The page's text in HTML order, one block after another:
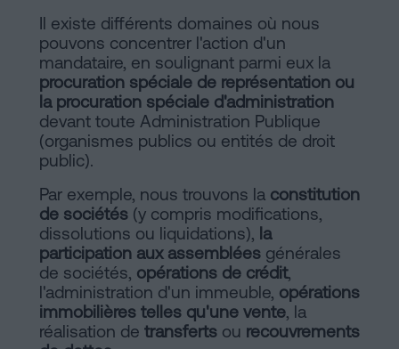
Il existe différents domaines où nous
pouvons concentrer l'action d'un
mandataire, en soulignant parmi eux la
procuration spéciale de représentation ou
la procuration spéciale d'administration
devant toute Administration Publique
(organismes publics ou entités de droit
public).
Par exemple, nous trouvons la constitution
de sociétés (y compris modifications,
dissolutions ou liquidations), la
participation aux assemblées générales
de sociétés, opérations de crédit,
l'administration d'un immeuble, opérations
immobilières telles qu'une vente, la
réalisation de transferts ou recouvrements